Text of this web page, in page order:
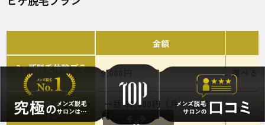
店舗
鹿児島店
施術部位
全身
金額
3ヵ所脱毛体験プラ
ン
9,000円 選べる
3ヵ所脱毛セットプ
ラン
一括 69,800円（月々1,500
円）
10回